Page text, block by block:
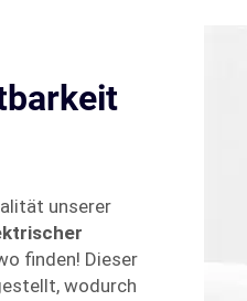
unserer
finden! Dieser
wodurch